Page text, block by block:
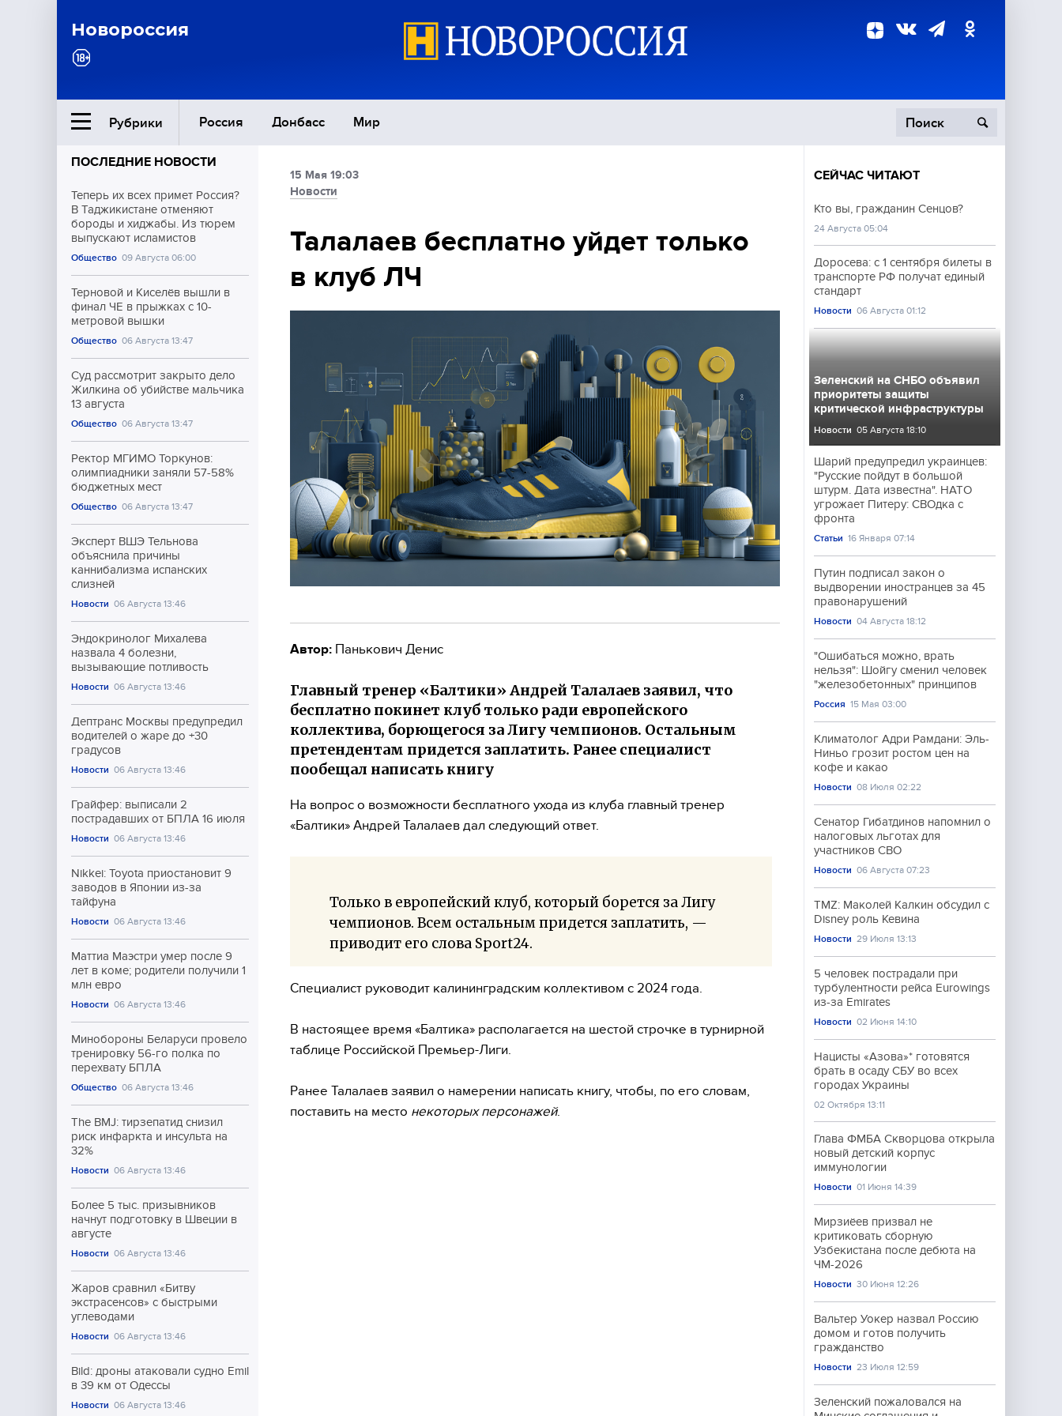
Новороссия
Рубрики Россия Донбасс Мир
Ближний Восток
Общество
Экономика
Происшествия
Культура
Спорт
ПОСЛЕДНИЕ НОВОСТИ
Теперь их всех примет Россия?
В Таджикистане отменяют
бороды и хиджабы. Из тюрем
выпускают исламистов
Общество 09 Августа 06:00
Терновой и Киселёв вышли в
финал ЧЕ в прыжках с 10-
метровой вышки
Общество 06 Августа 13:47
Суд рассмотрит закрыто дело
Жилкина об убийстве мальчика
13 августа
Общество 06 Августа 13:47
Ректор МГИМО Торкунов:
олимпиадники заняли 57-58%
бюджетных мест
Общество 06 Августа 13:47
Эксперт ВШЭ Тельнова
объяснила причины
каннибализма испанских
слизней
Новости 06 Августа 13:46
Эндокринолог Михалева
назвала 4 болезни,
вызывающие потливость
Новости 06 Августа 13:46
Дептранс Москвы предупредил
водителей о жаре до +30
градусов
Новости 06 Августа 13:46
Грайфер: выписали 2
пострадавших от БПЛА 16 июля
Новости 06 Августа 13:46
Nikkei: Toyota приостановит 9
заводов в Японии из-за
тайфуна
Новости 06 Августа 13:46
Маттиа Маэстри умер после 9
лет в коме; родители получили 1
млн евро
Новости 06 Августа 13:46
Минобороны Беларуси провело
тренировку 56-го полка по
перехвату БПЛА
Общество 06 Августа 13:46
The BMJ: тирзепатид снизил
риск инфаркта и инсульта на
32%
Новости 06 Августа 13:46
Более 5 тыс. призывников
начнут подготовку в Швеции в
августе
Новости 06 Августа 13:46
Жаров сравнил «Битву
экстрасенсов» с быстрыми
углеводами
Новости 06 Августа 13:46
Bild: дроны атаковали судно Emil
в 39 км от Одессы
Новости 06 Августа 13:46
15 Мая 19:03
Новости
Талалаев бесплатно уйдет только
в клуб ЛЧ
Автор: Панькович Денис
Главный тренер «Балтики» Андрей Талалаев заявил, что
бесплатно покинет клуб только ради европейского
коллектива, борющегося за Лигу чемпионов. Остальным
претендентам придется заплатить. Ранее специалист
пообещал написать книгу
На вопрос о возможности бесплатного ухода из клуба главный тренер
«Балтики» Андрей Талалаев дал следующий ответ.
Только в европейский клуб, который борется за Лигу
чемпионов. Всем остальным придется заплатить, —
приводит его слова Sport24.
Специалист руководит калининградским коллективом с 2024 года.
В настоящее время «Балтика» располагается на шестой строчке в турнирной
таблице Российской Премьер-Лиги.
Ранее Талалаев заявил о намерении написать книгу, чтобы, по его словам,
поставить на место некоторых персонажей.
СЕЙЧАС ЧИТАЮТ
Кто вы, гражданин Сенцов?
24 Августа 05:04
Доросева: с 1 сентября билеты в
транспорте РФ получат единый
стандарт
Новости 06 Августа 01:12
Зеленский на СНБО объявил
приоритеты защиты
критической инфраструктуры
Новости 05 Августа 18:10
Шарий предупредил украинцев:
"Русские пойдут в большой
штурм. Дата известна". НАТО
угрожает Питеру: СВОдка с
фронта
Статьи 16 Января 07:14
Путин подписал закон о
выдворении иностранцев за 45
правонарушений
Новости 04 Августа 18:12
"Ошибаться можно, врать
нельзя": Шойгу сменил человек
"железобетонных" принципов
Россия 15 Мая 03:00
Климатолог Адри Рамдани: Эль-
Ниньо грозит ростом цен на
кофе и какао
Новости 08 Июля 02:22
Сенатор Гибатдинов напомнил о
налоговых льготах для
участников СВО
Новости 06 Августа 07:23
TMZ: Маколей Калкин обсудил с
Disney роль Кевина
Новости 29 Июля 13:13
5 человек пострадали при
турбулентности рейса Eurowings
из-за Emirates
Новости 02 Июня 14:10
Нацисты «Азова»* готовятся
брать в осаду СБУ во всех
городах Украины
02 Октября 13:11
Глава ФМБА Скворцова открыла
новый детский корпус
иммунологии
Новости 01 Июня 14:39
Мирзиёев призвал не
критиковать сборную
Узбекистана после дебюта на
ЧМ-2026
Новости 30 Июня 12:26
Вальтер Уокер назвал Россию
домом и готов получить
гражданство
Новости 23 Июля 12:59
Зеленский пожаловался на